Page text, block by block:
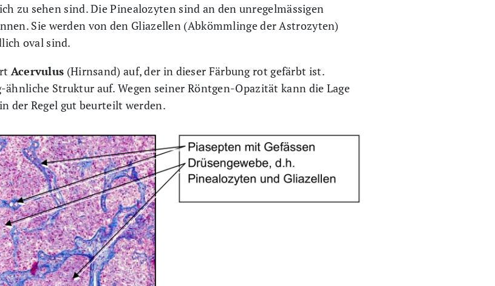
zu sehen sind. Die Pinealozyten sind an den unregelmässigen
Sie werden von den Gliazellen (Abkömmlinge der Astrozyten)
oval sind.
Acervulus (Hirnsand) auf, der in dieser Färbung rot gefärbt ist.
ähnliche Struktur auf. Wegen seiner Röntgen-Opazität kann die Lage
der Regel gut beurteilt werden.